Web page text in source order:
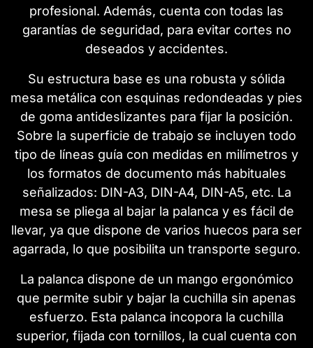
profesional. Además, cuenta con todas las
garantías de seguridad, para evitar cortes no
deseados y accidentes.
Su estructura base es una robusta y sólida
mesa metálica con esquinas redondeadas y pies
de goma antideslizantes para fijar la posición.
Sobre la superficie de trabajo se incluyen todo
tipo de líneas guía con medidas en milímetros y
los formatos de documento más habituales
señalizados: DIN-A3, DIN-A4, DIN-A5, etc. La
mesa se pliega al bajar la palanca y es fácil de
llevar, ya que dispone de varios huecos para ser
agarrada, lo que posibilita un transporte seguro.
La palanca dispone de un mango ergonómico
que permite subir y bajar la cuchilla sin apenas
esfuerzo. Esta palanca incopora la cuchilla
superior, fijada con tornillos, la cual cuenta con